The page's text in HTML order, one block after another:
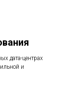
дата-центрах
и